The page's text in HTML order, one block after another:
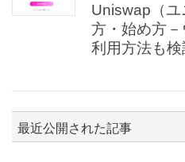
Uniswap（ユ
方・始め方
利用方法も検
最近公開された記事